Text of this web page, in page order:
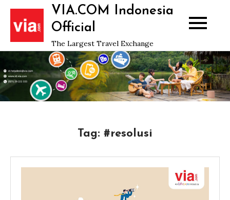
Skip
content
VIA.COM Indonesia
Official
The Largest Travel Exchange
Tag: #resolusi